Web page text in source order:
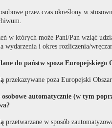
przez czas określony w
w których może Pani/Pan wziąć
wydarzenia i okres rozliczenia/
do państw spoza Europejskiego
przekazywane poza Europejski
automatycznie (w tym
przetwarzane w sposób